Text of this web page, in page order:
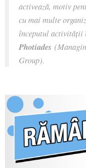
activează, motiv
cu mai multe
începutul activităţii
Photiades
Group).